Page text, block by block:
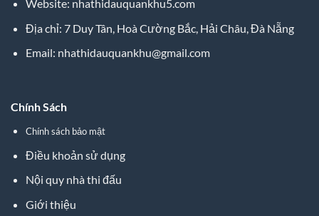
Website: nhathidauquankhu5.com
Địa chỉ: 7 Duy Tân, Hoà Cường Bắc, Hải Châu, Đà Nẵng
Email: nhathidauquankhu@gmail.com
Chính Sách
Chính sách bảo mật
Điều khoản sử dụng
Nội quy nhà thi đấu
Giới thiệu